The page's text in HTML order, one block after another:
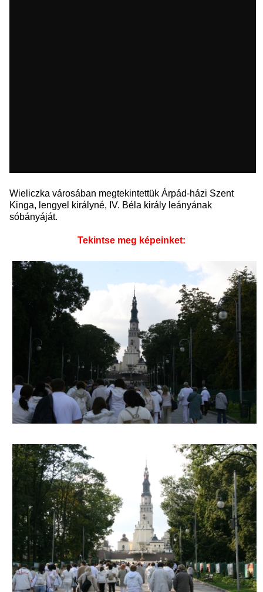
Wieliczka városában megtekintettük Árpád-házi Szent
Kinga, lengyel királyné, IV. Béla király leányának
sóbányáját.
Tekintse meg képeinket: